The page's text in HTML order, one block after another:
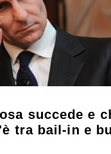
succede e
tra bail-in e